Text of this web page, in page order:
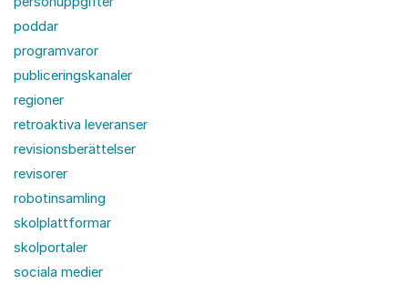
poddar
programvaror
publiceringskanaler
regioner
retroaktiva leveranser
revisionsberättelser
revisorer
robotinsamling
skolplattformar
skolportaler
sociala medier